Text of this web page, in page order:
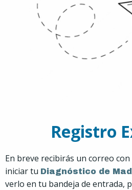
Registro
En breve recibirás un correo
iniciar tu Diagnóstico de
verlo en tu bandeja de entrada,